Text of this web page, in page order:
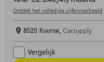
Ontdek het volledige cijfervoorbeeld
8520 Kuurne, Carsupply
Vergelijk